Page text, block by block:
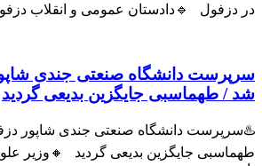
دزفول 🔹دادستان عمومی و انقلاب دزفول
دانشگاه صنعتی جندی
/ طهماسبی جایگزین بدیعی گردید
دانشگاه صنعتی جندی شاپور
جایگزین بدیعی گردید 🔸وزیر علوم،